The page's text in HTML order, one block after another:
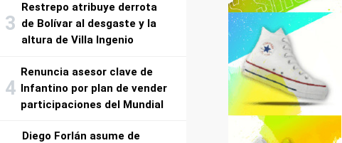
Restrepo atribuye derrota
de Bolívar al desgaste y la
altura de Villa Ingenio
Renuncia asesor clave de
Infantino por plan de vender
participaciones del Mundial
Diego Forlán asume de